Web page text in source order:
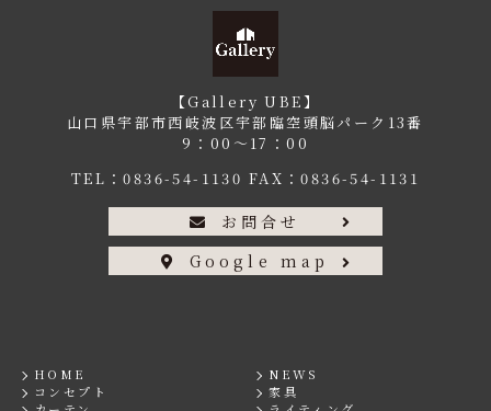
【Gallery UBE】
山口県宇部市西岐波区宇部臨空頭脳パーク13番
9：00〜17：00
TEL：0836-54-1130 FAX：0836-54-1131
お問合せ
Google map
HOME
NEWS
コンセプト
家具